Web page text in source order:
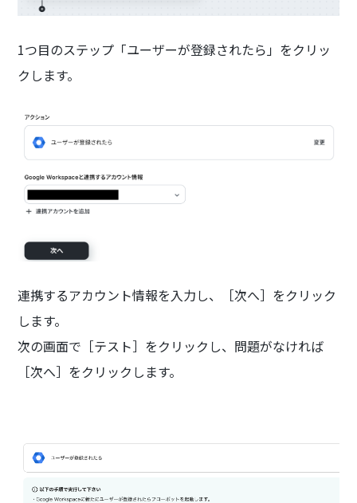
1つ目のステップ「ユーザーが登録されたら」をクリッ
クします。
連携するアカウント情報を入力し、［次へ］をクリック
します。
次の画面で［テスト］をクリックし、問題がなければ
［次へ］をクリックします。